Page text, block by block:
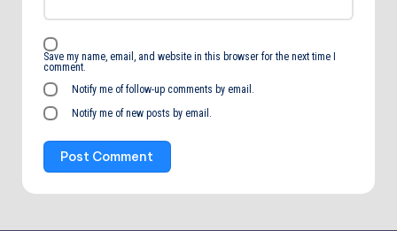
Save my name, email, and website in this browser for the next time I
comment.
Notify me of follow-up comments by email.
Notify me of new posts by email.